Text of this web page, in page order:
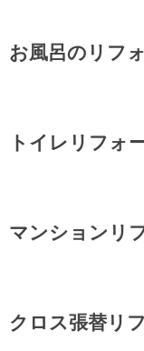
お風呂のリフ
トイレリフォ
マンションリ
クロス張替リ